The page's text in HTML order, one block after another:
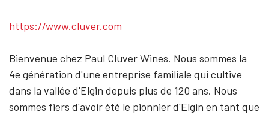
https://www.cluver.com
Bienvenue chez Paul Cluver Wines. Nous sommes la
4e génération d'une entreprise familiale qui cultive
dans la vallée d'Elgin depuis plus de 120 ans. Nous
sommes fiers d'avoir été le pionnier d'Elgin en tant que